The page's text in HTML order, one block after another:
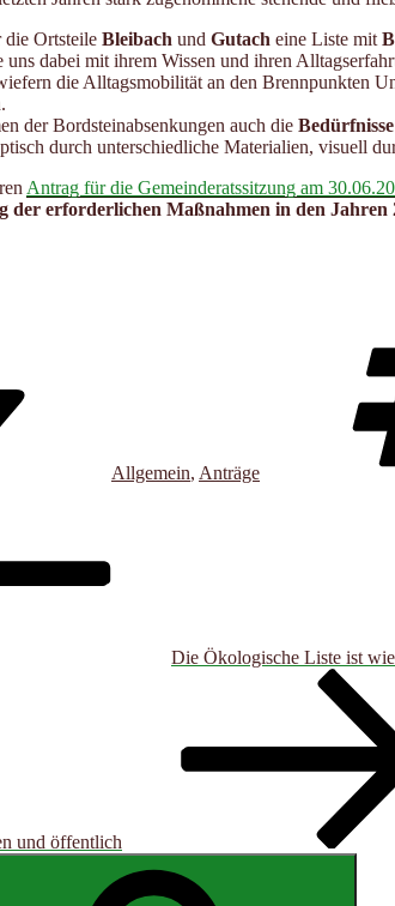
Ortsteile Bleibach und Gutach eine Liste mit
dabei mit ihrem Wissen und ihren
die Alltagsmobilität an den Brennpunkten
der Bordsteinabsenkungen auch die
durch unterschiedliche Materialien, visuell
Antrag für die Gemeinderatssitzung am
der erforderlichen Maßnahmen in den Jahren
Allgemein, Anträge
Die Ökologische Liste ist
und öffentlich